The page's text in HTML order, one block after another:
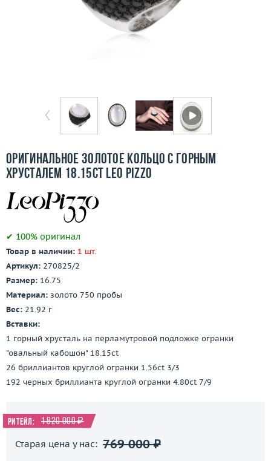
Бесплатная доставка
Контакты
Заказать звонок
Оригинальное золотое кольцо с горным
хрусталем 18.15ct Leo Pizzo
✔ 100% оригинал
Товар в наличии: 1 шт.
Артикул: 270825/2
Размер: 16.75
Материал: золото 750 пробы
Вес: 21.92 г
Вставки:
1 горный хрусталь на перламутровой подложке огранки
"овальный кабошон" 18.15ct
26 бриллиантов круглой огранки 1.56ct 3/3
192 черных бриллианта круглой огранки 4.80ct 7/9
Ритейл: 1 820 000 ₽
Старая цена у нас: 769 000 ₽